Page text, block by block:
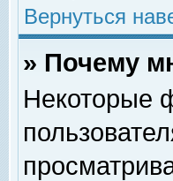
Вернуться
» Почему
Некоторые